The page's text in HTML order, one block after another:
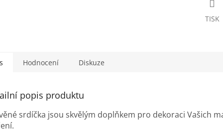
TISK
Hodnocení Diskuze
popis produktu
srdíčka jsou skvělým doplňkem pro dekoraci Vašich